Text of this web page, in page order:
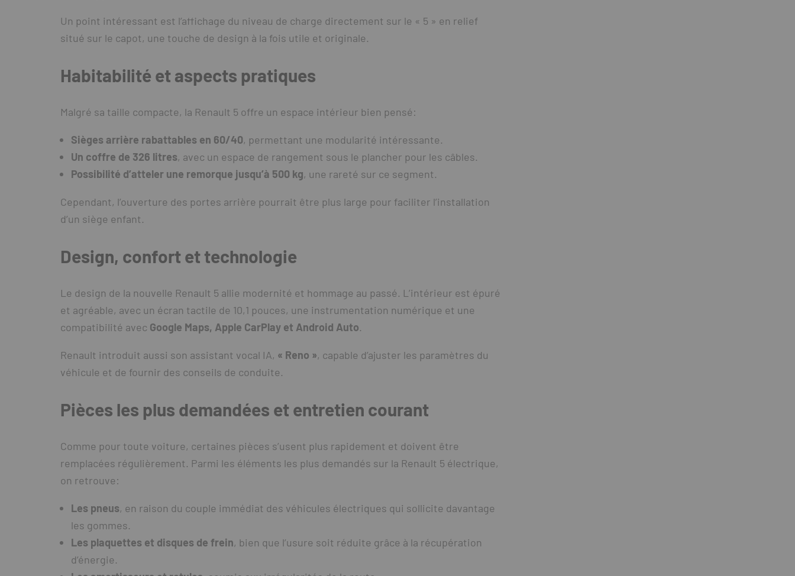
Un point intéressant est l’affichage du niveau de charge directement sur le « 5 » en relief
situé sur le capot, une touche de design à la fois utile et originale.
Habitabilité et aspects pratiques
Malgré sa taille compacte, la Renault 5 offre un espace intérieur bien pensé:
Sièges arrière rabattables en 60/40, permettant une modularité intéressante.
Un coffre de 326 litres, avec un espace de rangement sous le plancher pour les câbles.
Possibilité d’atteler une remorque jusqu’à 500 kg, une rareté sur ce segment.
Cependant, l’ouverture des portes arrière pourrait être plus large pour faciliter l’installation
d’un siège enfant.
Design, confort et technologie
Le design de la nouvelle Renault 5 allie modernité et hommage au passé. L’intérieur est épuré
et agréable, avec un écran tactile de 10,1 pouces, une instrumentation numérique et une
compatibilité avec Google Maps, Apple CarPlay et Android Auto.
Renault introduit aussi son assistant vocal IA, « Reno », capable d’ajuster les paramètres du
véhicule et de fournir des conseils de conduite.
Pièces les plus demandées et entretien courant
Comme pour toute voiture, certaines pièces s’usent plus rapidement et doivent être
remplacées régulièrement. Parmi les éléments les plus demandés sur la Renault 5 électrique,
on retrouve:
Les pneus, en raison du couple immédiat des véhicules électriques qui sollicite davantage
les gommes.
Les plaquettes et disques de frein, bien que l’usure soit réduite grâce à la récupération
d’énergie.